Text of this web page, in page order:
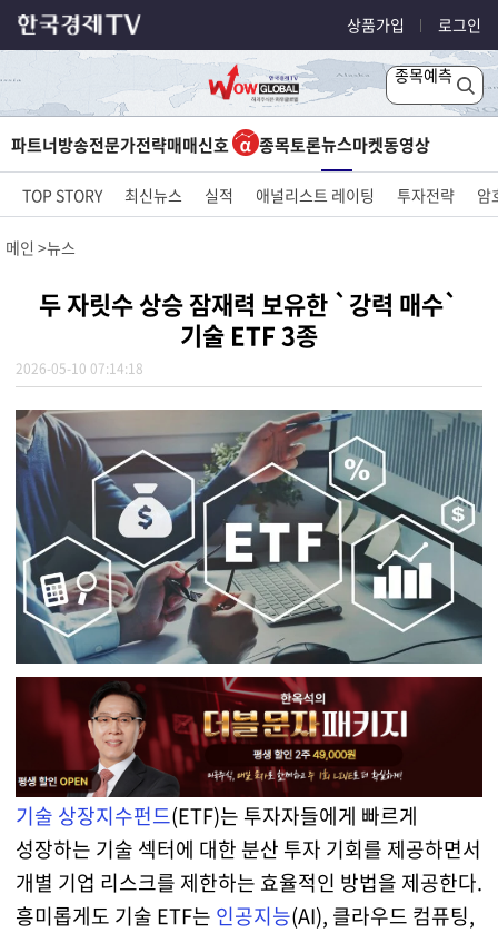
상품가입 로그인
종목예측
파트너방송전문가전략매매신호 종목토론뉴스마켓동영상
TOP STORY 최신뉴스 실적 애널리스트 레이팅 투자전략 암
메인 뉴스
두 자릿수 상승 잠재력 보유한 `강력 매수`
기술 ETF 3종
2026-05-10 07:14:18
기술 상장지수펀드(ETF)는 투자자들에게 빠르게
성장하는 기술 섹터에 대한 분산 투자 기회를 제공하면서
개별 기업 리스크를 제한하는 효율적인 방법을 제공한다.
흥미롭게도 기술 ETF는 인공지능(AI), 클라우드 컴퓨팅,